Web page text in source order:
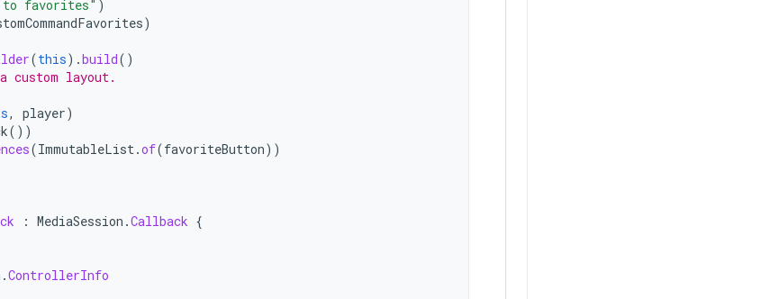
to favorites" )
)
(this).build()
custom layout.
, player)
())
(ImmutableList .of(favoriteButton))
: MediaSession .Callback {
.ControllerInfo